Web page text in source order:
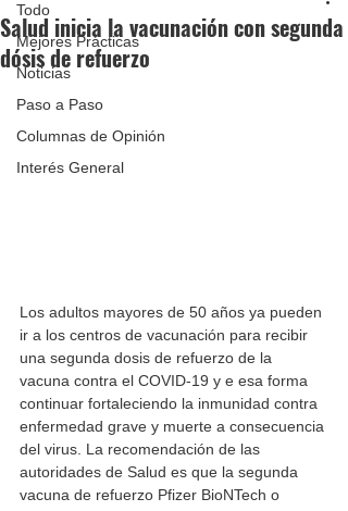
Todo
Mejores Prácticas
Noticias
Paso a Paso
Columnas de Opinión
Interés General
Salud inicia la vacunación con segunda
dósis de refuerzo
Los adultos mayores de 50 años ya pueden
ir a los centros de vacunación para recibir
una segunda dosis de refuerzo de la
vacuna contra el COVID-19 y e esa forma
continuar fortaleciendo la inmunidad contra
enfermedad grave y muerte a consecuencia
del virus. La recomendación de las
autoridades de Salud es que la segunda
vacuna de refuerzo Pfizer BioNTech o